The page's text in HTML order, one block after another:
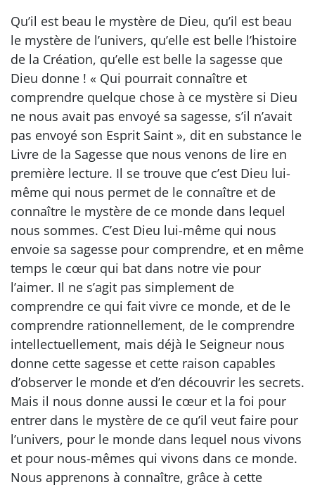
Qu’il est beau le mystère de Dieu, qu’il est beau
le mystère de l’univers, qu’elle est belle l’histoire
de la Création, qu’elle est belle la sagesse que
Dieu donne ! « Qui pourrait connaître et
comprendre quelque chose à ce mystère si Dieu
ne nous avait pas envoyé sa sagesse, s’il n’avait
pas envoyé son Esprit Saint », dit en substance le
Livre de la Sagesse que nous venons de lire en
première lecture. Il se trouve que c’est Dieu lui-
même qui nous permet de le connaître et de
connaître le mystère de ce monde dans lequel
nous sommes. C’est Dieu lui-même qui nous
envoie sa sagesse pour comprendre, et en même
temps le cœur qui bat dans notre vie pour
l’aimer. Il ne s’agit pas simplement de
comprendre ce qui fait vivre ce monde, et de le
comprendre rationnellement, de le comprendre
intellectuellement, mais déjà le Seigneur nous
donne cette sagesse et cette raison capables
d’observer le monde et d’en découvrir les secrets.
Mais il nous donne aussi le cœur et la foi pour
entrer dans le mystère de ce qu’il veut faire pour
l’univers, pour le monde dans lequel nous vivons
et pour nous-mêmes qui vivons dans ce monde.
Nous apprenons à connaître, grâce à cette